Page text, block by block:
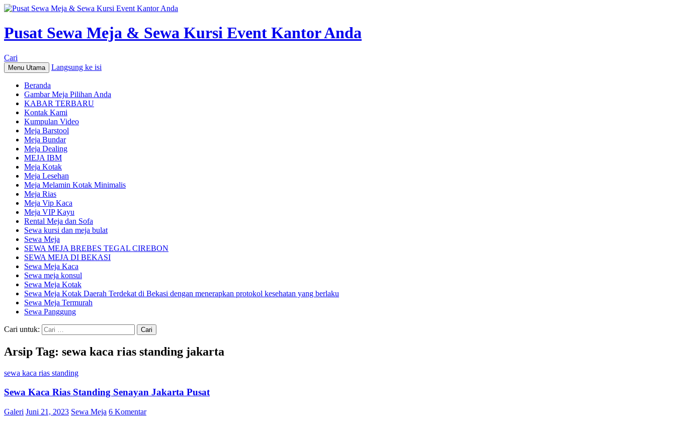
Pusat Sewa Meja & Sewa Kursi Event Kantor Anda
Cari
Menu Utama Langsung ke isi
Beranda
Gambar Meja Pilihan Anda
KABAR TERBARU
Kontak Kami
Kumpulan Video
Meja Barstool
Meja Bundar
Meja Dealing
MEJA IBM
Meja Kotak
Meja Lesehan
Meja Melamin Kotak Minimalis
Meja Rias
Meja Vip Kaca
Meja VIP Kayu
Rental Meja dan Sofa
Sewa kursi dan meja bulat
Sewa Meja
SEWA MEJA BREBES TEGAL CIREBON
SEWA MEJA DI BEKASI
Sewa Meja Kaca
Sewa meja konsul
Sewa Meja Kotak
Sewa Meja Kotak Daerah Terdekat di Bekasi dengan menerapkan protokol kesehatan yang berlaku
Sewa Meja Termurah
Sewa Panggung
Cari untuk:
Arsip Tag: sewa kaca rias standing jakarta
sewa kaca rias standing
Sewa Kaca Rias Standing Senayan Jakarta Pusat
Galeri Juni 21, 2023 Sewa Meja 6 Komentar